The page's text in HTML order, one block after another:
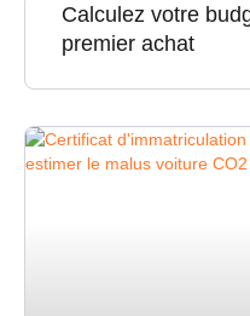
Calculez votre
premier achat